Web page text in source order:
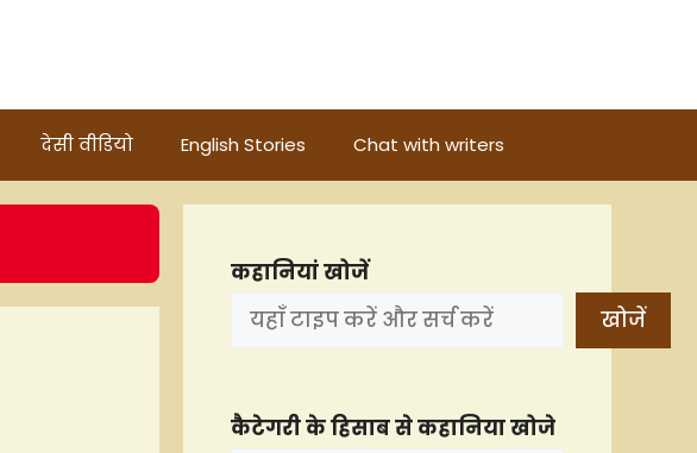
देसी वीडियो English Stories Chat with writers
कहानियां खोजें
खोजें
कैटेगरी के हिसाब से कहानिया खोजे